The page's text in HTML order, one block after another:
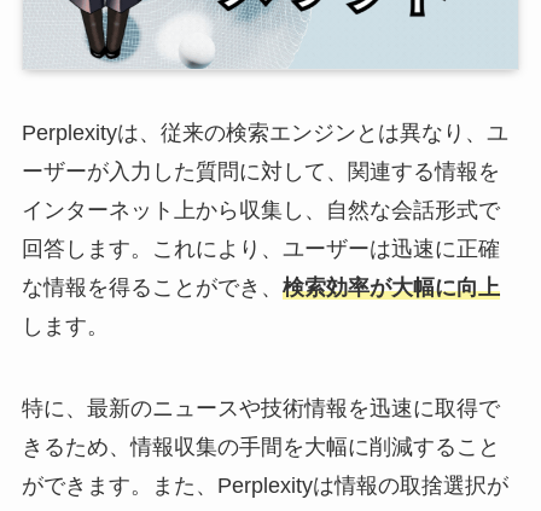
Perplexityは、従来の検索エンジンとは異なり、ユ
ーザーが入力した質問に対して、関連する情報を
インターネット上から収集し、自然な会話形式で
回答します。これにより、ユーザーは迅速に正確
な情報を得ることができ、 検索効率が大幅に向上
します。
特に、最新のニュースや技術情報を迅速に取得で
きるため、情報収集の手間を大幅に削減すること
ができます。また、Perplexityは情報の取捨選択が